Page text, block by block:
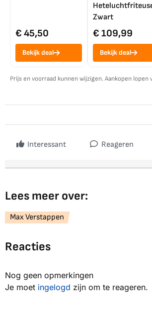
€ 45,50
Bekijk deal
Zwart
€ 109,99
Bekijk deal
Prijs en voorraad kunnen wijzigen. Aankopen lopen
Interessant Reageren
Lees meer over:
Max Verstappen
Reacties
Nog geen opmerkingen
Je moet ingelogd zijn om te reageren.